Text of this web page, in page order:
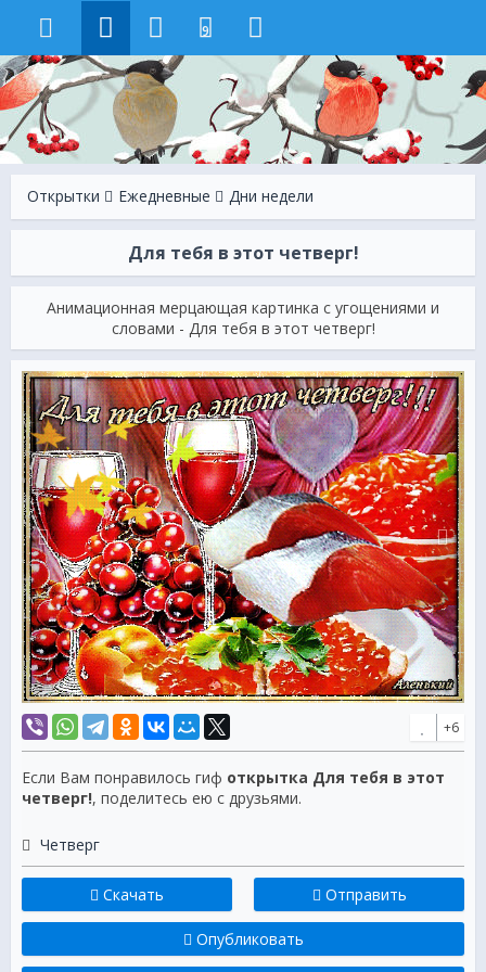
9
Открытки Ежeдневные Дни недели
Для тебя в этот четверг!
Анимационная мерцающая картинка с угощениями и
словами - Для тебя в этот четверг!
+6
Если Вам понравилось гиф открытка Для тебя в этот
четверг!, поделитесь ею с друзьями.
Четверг
Скачать Отправить
Опубликовать